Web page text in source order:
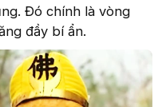
Đó chính là vòng
đầy bí ẩn.